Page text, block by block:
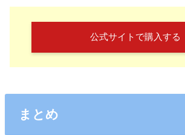
公式サイトで購入する
まとめ